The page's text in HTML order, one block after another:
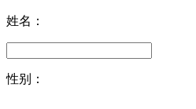
姓名：
性别：